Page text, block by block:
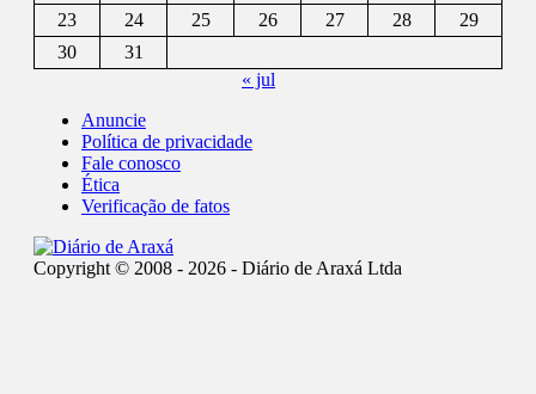
23
24 25 26 27 28
29
30
31
« jul
Anuncie
Política de privacidade
Fale conosco
Ética
Verificação de fatos
Copyright © 2008 - 2026 - Diário de Araxá Ltda